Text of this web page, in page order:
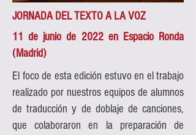
JORNADA DEL TEXTO A LA VOZ
11 de junio de 2022 en Espacio Ronda
(Madrid)
El foco de esta edición estuvo en el trabajo
realizado por nuestros equipos de alumnos
de traducción y de doblaje de canciones,
que colaboraron en la preparación de